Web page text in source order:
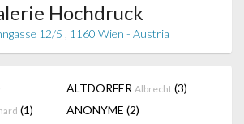
Hochdruck
12/5 , 1160 Wien - Austria
ALTDORFER Albrecht (3)
(1) ANONYME (2)